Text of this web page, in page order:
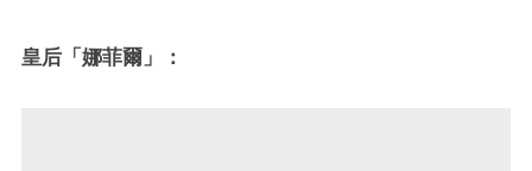
皇后「娜菲爾」：